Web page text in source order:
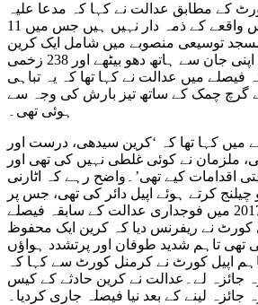
کے مطابق عدالت نے کہا کہ مدعا علیہ
مجرمانہ طور پر اس واقعے کے ذمہ دار نہیں ہیں جس میں 11
گرینڈ مسجد توسیعی منصوبے میں شامل ایک کرین
گرنے سے 108 افراد اپنی جان سے ہاتھ دھو بیٹھے اور 238 زخمی
فیصلے میں عدالت نے کہا تھا کہ یہ تباہی
گرچ چمک کے ساتھ تیز بارش کی وجہ سے
ہوئی تھی۔
میں کہا تھا کہ ‘کرین سیدھی، درست اور
ملزمان نے کوئی غلطی نہیں کی تھی اور
اقدامات کیے تھی’۔واضح رہے کہ اٹارنی
کرتے ہوئے اپیل دائر کی تھی، جس پر
اپیل کورٹ نے دسمبر 2017 میں فوجداری عدالت کے سابقہ فیصلے
کورٹ نے ریفرنس دیا کہ کرین ایک محفوظ
تھی تاہم شدید طوفان اور پرتشدد ہواؤں
اپیل کورٹ نے کرمنل کورٹ سے کہا کہ
جائزہ لے۔عدالت نے کرین حادثے کے کیس
جائزہ لینے کے بعد نیا فیصلہ جاری کردیا۔